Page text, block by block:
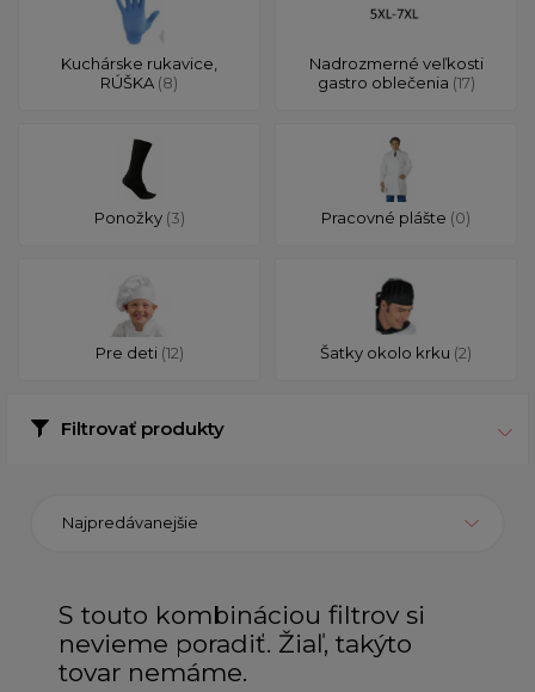
Kuchárske rukavice,
RÚŠKA (8)
Nadrozmerné veľkosti
gastro oblečenia (17)
Ponožky (3) Pracovné plášte (0)
Pre deti (12) Šatky okolo krku (2)
Filtrovať produkty
Najpredávanejšie
S touto kombináciou filtrov si
nevieme poradiť. Žiaľ, takýto
tovar nemáme.